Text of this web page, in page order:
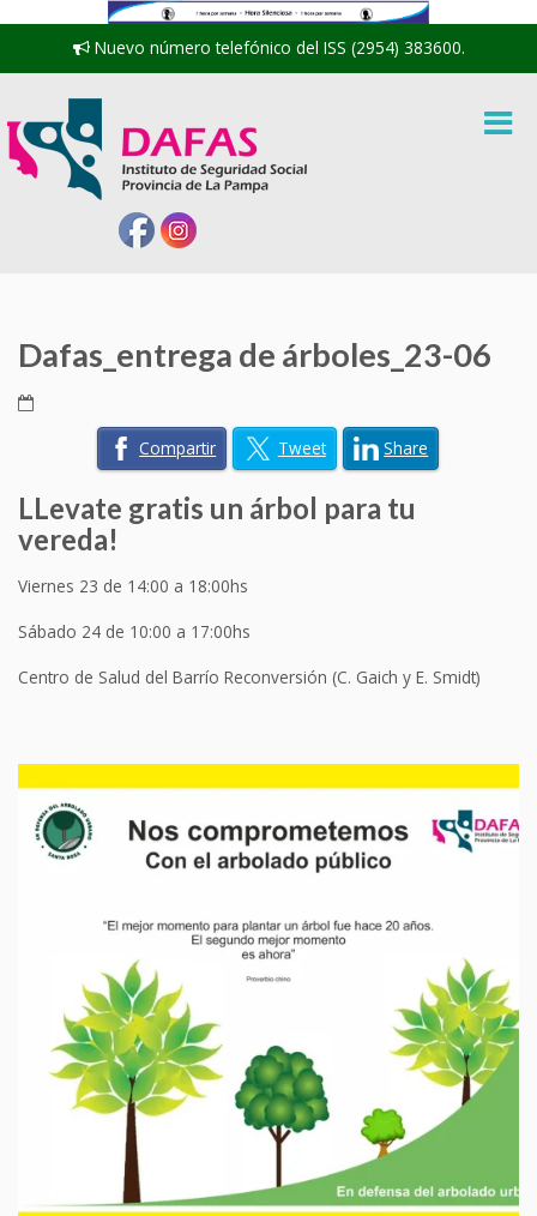
Nuevo número telefónico del ISS (2954) 383600.
Dafas_entrega de árboles_23-06
Compartir Tweet Share
LLevate gratis un árbol para tu
vereda!
Viernes 23 de 14:00 a 18:00hs
Sábado 24 de 10:00 a 17:00hs
Centro de Salud del Barrío Reconversión (C. Gaich y E. Smidt)